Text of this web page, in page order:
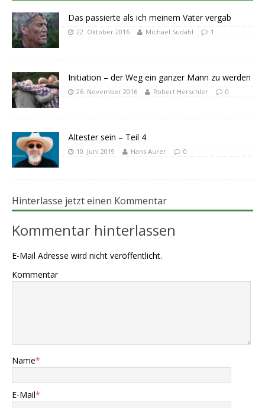
Das passierte als ich meinem Vater vergab
22. Oktober 2016 Michael Sudahl 1
Initiation – der Weg ein ganzer Mann zu werden
26. November 2016 Robert Herschler 0
Ältester sein – Teil 4
10. Juni 2019 Hans Aurer 0
Hinterlasse jetzt einen Kommentar
Kommentar hinterlassen
E-Mail Adresse wird nicht veröffentlicht.
Kommentar
Name*
E-Mail*